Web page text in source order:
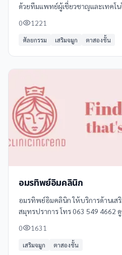
ด้วยทีมแพทย์ผู้เชี่ยวชาญและเทคโน
0 1221
ศัลยกรรม เสริมจมูก ตาสองชั้น
อมรทิพย์อิมคลินิก
อมรทิพย์อิมคลินิก ให้บริการด้านเส
สมุทรปราการ โทร 063 549 4662
0 1631
เสริมจมูก ตาสองชั้น